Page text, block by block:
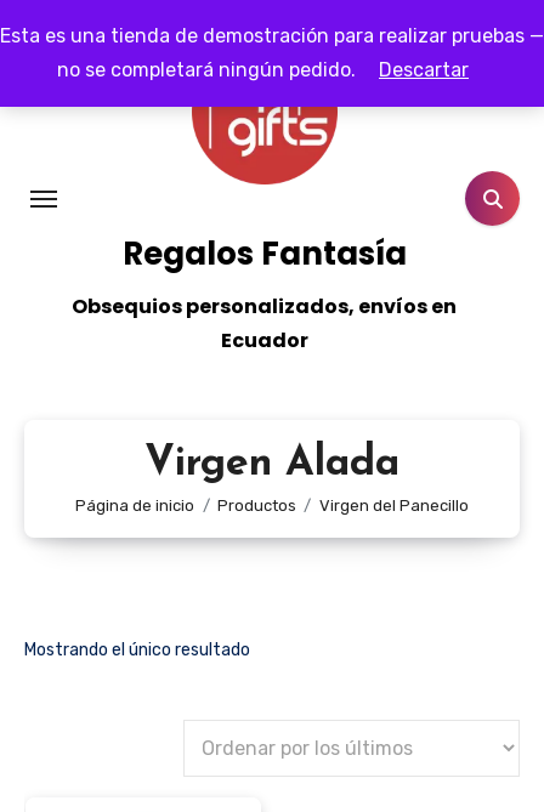
Esta es una tienda de demostración para realizar pruebas —
no se completará ningún pedido.
Descartar
al
contenido
Regalos Fantasía
Obsequios personalizados, envíos en
Ecuador
Virgen Alada
Página de inicio Productos Virgen del Panecillo
Mostrando el único resultado